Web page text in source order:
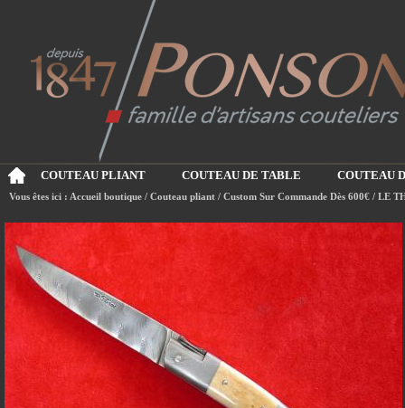
COUTEAU PLIANT COUTEAU DE TABLE COUTEAU
Vous êtes ici : Accueil boutique / Couteau pliant / Custom Sur Commande Dès 600€ / LE